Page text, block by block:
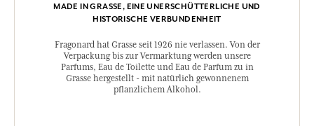
MADE IN GRASSE, EINE UNERSCHÜTTERLICHE UND
HISTORISCHE VERBUNDENHEIT
Fragonard hat Grasse seit 1926 nie verlassen. Von der
Verpackung bis zur Vermarktung werden unsere
Parfums, Eau de Toilette und Eau de Parfum zu in
Grasse hergestellt - mit natürlich gewonnenem
pflanzlichem Alkohol.